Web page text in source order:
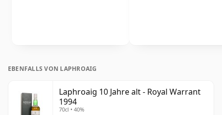
EBENFALLS VON LAPHROAIG
Laphroaig 10 Jahre alt - Royal Warrant
1994
70cl • 40%